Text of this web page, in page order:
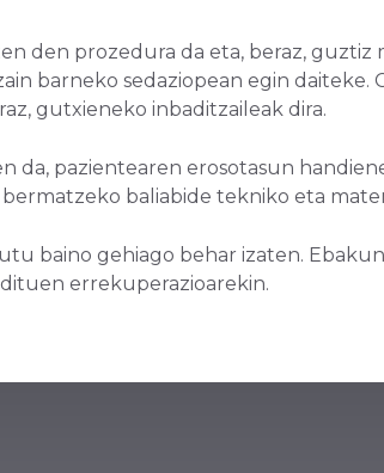
den prozedura da eta, beraz, guztiz
barneko sedaziopean egin
gutxieneko inbaditzaileak dira.
pazientearen erosotasun
baliabide tekniko eta
baino gehiago behar izaten.
errekuperazioarekin.